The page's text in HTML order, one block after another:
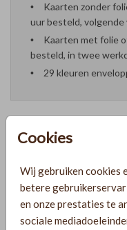
Cookies
Wij gebruiken cookies
betere
en onze prestaties te
sociale
Kaarten zonder
uur besteld, volgende
Kaarten met folie
besteld, in twee
29 kleuren